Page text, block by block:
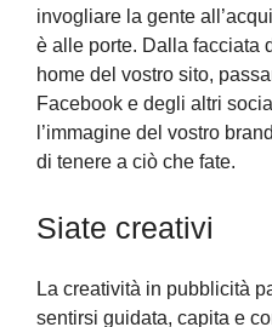
invogliare la gente
è alle porte. Dalla facciata
home del vostro sito,
Facebook e degli altri
l’immagine del vostro
di tenere a ciò che fate.
Siate creativi
La creatività in pubblicità
sentirsi guidata, capita e